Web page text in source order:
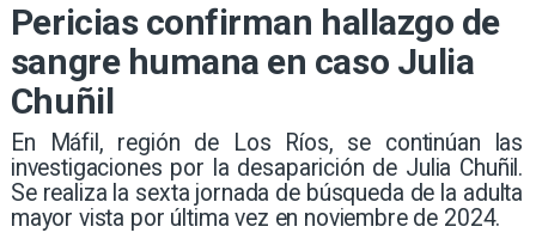
Pericias confirman hallazgo de
sangre humana en caso Julia
Chuñil
En Máfil, región de Los Ríos, se continúan las
investigaciones por la desaparición de Julia Chuñil.
Se realiza la sexta jornada de búsqueda de la adulta
mayor vista por última vez en noviembre de 2024.